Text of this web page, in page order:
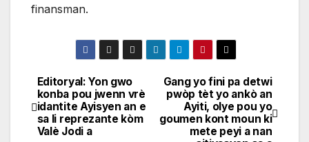
finansman.
Navigation
de
Gang yo fini pa detwi
pwòp tèt yo ankò an
Ayiti, olye pou yo
goumen kont moun ki
mete peyi a nan
Editoryal: Yon gwo
konba pou jwenn vrè
idantite Ayisyen an e
sa li reprezante kòm
Valè Jodi a